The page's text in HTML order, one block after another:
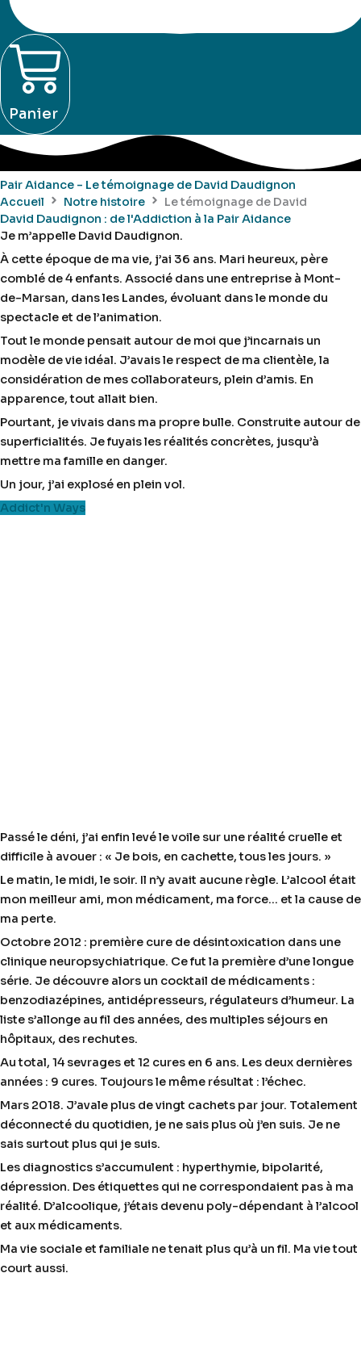
Panier
Pair Aidance - Le témoignage de David Daudignon
Accueil
Notre histoire
Le témoignage de David
David Daudignon : de l'Addiction à la Pair Aidance
Je m’appelle David Daudignon.
À cette époque de ma vie, j’ai 36 ans. Mari heureux, père
comblé de 4 enfants. Associé dans une entreprise à Mont-
de-Marsan, dans les Landes, évoluant dans le monde du
spectacle et de l’animation.
Tout le monde pensait autour de moi que j’incarnais un
modèle de vie idéal. J’avais le respect de ma clientèle, la
considération de mes collaborateurs, plein d’amis. En
apparence, tout allait bien.
Pourtant, je vivais dans ma propre bulle. Construite autour de
superficialités. Je fuyais les réalités concrètes, jusqu’à
mettre ma famille en danger.
Un jour, j’ai explosé en plein vol.
Addict'n Ways
Passé le déni, j’ai enfin levé le voile sur une réalité cruelle et
difficile à avouer : « Je bois, en cachette, tous les jours. »
Le matin, le midi, le soir. Il n’y avait aucune règle. L’alcool était
mon meilleur ami, mon médicament, ma force… et la cause de
ma perte.
Octobre 2012 : première cure de désintoxication dans une
clinique neuropsychiatrique. Ce fut la première d’une longue
série. Je découvre alors un cocktail de médicaments :
benzodiazépines, antidépresseurs, régulateurs d’humeur. La
liste s’allonge au fil des années, des multiples séjours en
hôpitaux, des rechutes.
Au total, 14 sevrages et 12 cures en 6 ans. Les deux dernières
années : 9 cures. Toujours le même résultat : l’échec.
Mars 2018. J’avale plus de vingt cachets par jour. Totalement
déconnecté du quotidien, je ne sais plus où j’en suis. Je ne
sais surtout plus qui je suis.
Les diagnostics s’accumulent : hyperthymie, bipolarité,
dépression. Des étiquettes qui ne correspondaient pas à ma
réalité. D’alcoolique, j’étais devenu poly-dépendant à l’alcool
et aux médicaments.
Ma vie sociale et familiale ne tenait plus qu’à un fil. Ma vie tout
court aussi.